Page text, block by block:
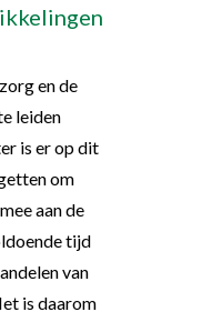
en de
leiden
is er op dit
om
aan de
tijd
van
is daarom